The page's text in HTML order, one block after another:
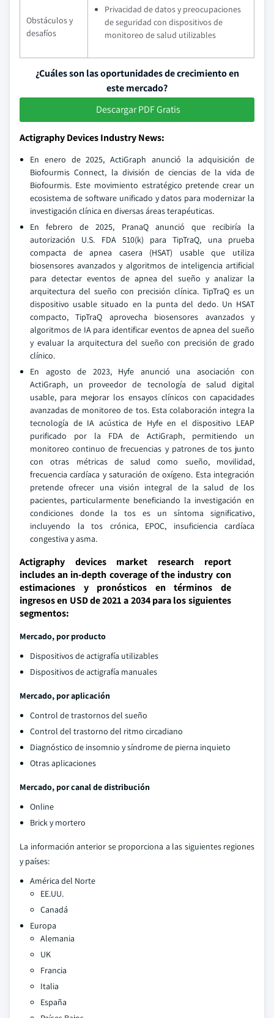
Obstáculos y
desafíos
Privacidad de datos y preocupaciones
de seguridad con dispositivos de
monitoreo de salud utilizables
¿Cuáles son las oportunidades de crecimiento en
este mercado?
Descargar PDF Gratis
Actigraphy Devices Industry News:
En enero de 2025, ActiGraph anunció la adquisición de
Biofourmis Connect, la división de ciencias de la vida de
Biofourmis. Este movimiento estratégico pretende crear un
ecosistema de software unificado y datos para modernizar la
investigación clínica en diversas áreas terapéuticas.
En febrero de 2025, PranaQ anunció que recibiría la
autorización U.S. FDA 510(k) para TipTraQ, una prueba
compacta de apnea casera (HSAT) usable que utiliza
biosensores avanzados y algoritmos de inteligencia artificial
para detectar eventos de apnea del sueño y analizar la
arquitectura del sueño con precisión clínica. TipTraQ es un
dispositivo usable situado en la punta del dedo. Un HSAT
compacto, TipTraQ aprovecha biosensores avanzados y
algoritmos de IA para identificar eventos de apnea del sueño
y evaluar la arquitectura del sueño con precisión de grado
clínico.
En agosto de 2023, Hyfe anunció una asociación con
ActiGraph, un proveedor de tecnología de salud digital
usable, para mejorar los ensayos clínicos con capacidades
avanzadas de monitoreo de tos. Esta colaboración integra la
tecnología de IA acústica de Hyfe en el dispositivo LEAP
purificado por la FDA de ActiGraph, permitiendo un
monitoreo continuo de frecuencias y patrones de tos junto
con otras métricas de salud como sueño, movilidad,
frecuencia cardíaca y saturación de oxígeno. Esta integración
pretende ofrecer una visión integral de la salud de los
pacientes, particularmente beneficiando la investigación en
condiciones donde la tos es un síntoma significativo,
incluyendo la tos crónica, EPOC, insuficiencia cardíaca
congestiva y asma.
Actigraphy devices market research report
includes an in-depth coverage of the industry con
estimaciones y pronósticos en términos de
ingresos en USD de 2021 a 2034 para los siguientes
segmentos:
Mercado, por producto
Dispositivos de actigrafía utilizables
Dispositivos de actigrafía manuales
Mercado, por aplicación
Control de trastornos del sueño
Control del trastorno del ritmo circadiano
Diagnóstico de insomnio y síndrome de pierna inquieto
Otras aplicaciones
Mercado, por canal de distribución
Online
Brick y mortero
La información anterior se proporciona a las siguientes regiones
y países:
América del Norte
EE.UU.
Canadá
Europa
Alemania
UK
Francia
Italia
España